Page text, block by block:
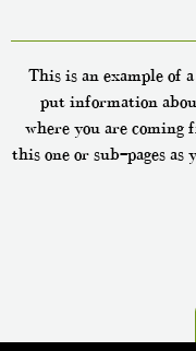
This is an example of
put information
where you are coming
this one or sub-pages